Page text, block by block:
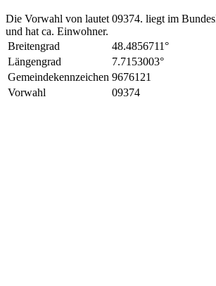
Die Vorwahl von lautet 09374. liegt im
und hat ca. Einwohner.
Breitengrad
48.4856711°
Längengrad
7.7153003°
Gemeindekennzeichen 9676121
Vorwahl
09374